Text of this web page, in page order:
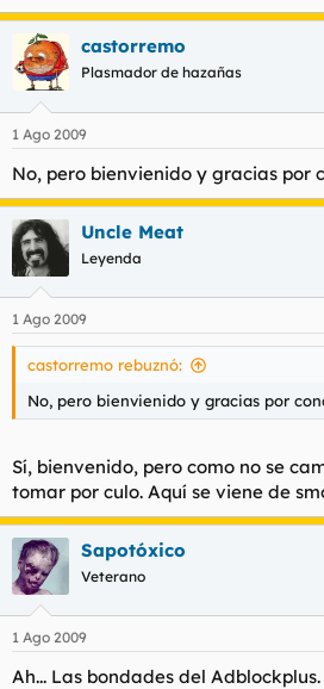
castorremo
Plasmador de hazañas
1 Ago 2009
No, pero bienvienido y gracias por
Uncle Meat
Leyenda
1 Ago 2009
castorremo rebuznó:
No, pero bienvienido y gracias por
Sí, bienvenido, pero como no se
tomar por culo. Aquí se viene de
Sapotóxico
Veterano
1 Ago 2009
Ah... Las bondades del